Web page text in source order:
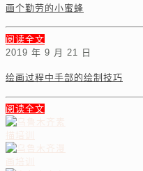
画个勤劳的小蜜蜂
阅读全文
2019 年 9 月 21 日
绘画过程中手部的绘制技巧
阅读全文